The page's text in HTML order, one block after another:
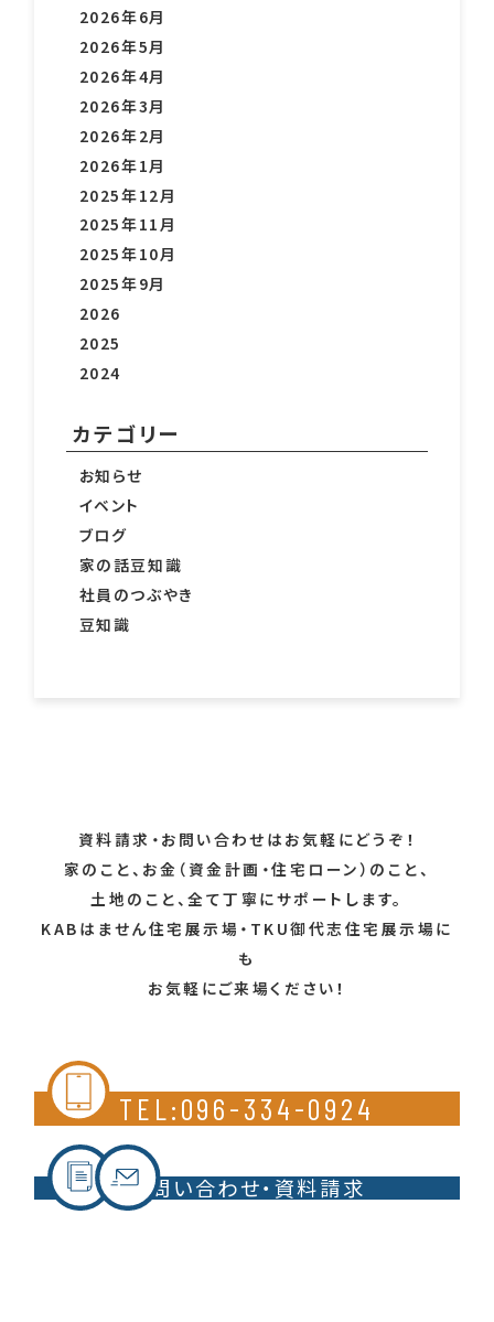
2026年6月
2026年5月
2026年4月
2026年3月
2026年2月
2026年1月
2025年12月
2025年11月
2025年10月
2025年9月
2026
2025
2024
カテゴリー
お知らせ
イベント
ブログ
家の話豆知識
社員のつぶやき
豆知識
資料請求・お問い合わせはお気軽にどうぞ！
家のこと、お金（資金計画・住宅ローン）のこと、
土地のこと、全て丁寧にサポートします。
KABはません住宅展示場・TKU御代志住宅展示場に
も
お気軽にご来場ください！
TEL:096-334-0924
お問い合わせ・資料請求